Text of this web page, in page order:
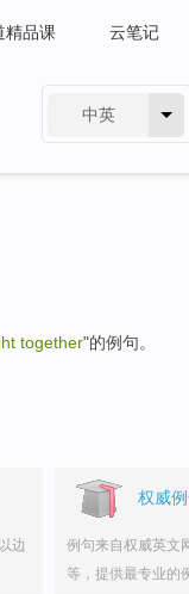
精品课 云笔记
中英
together"的例句。
边
权威
例句来自权威英文
等，提供最专业的